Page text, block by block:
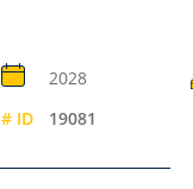
2028
# ID 19081